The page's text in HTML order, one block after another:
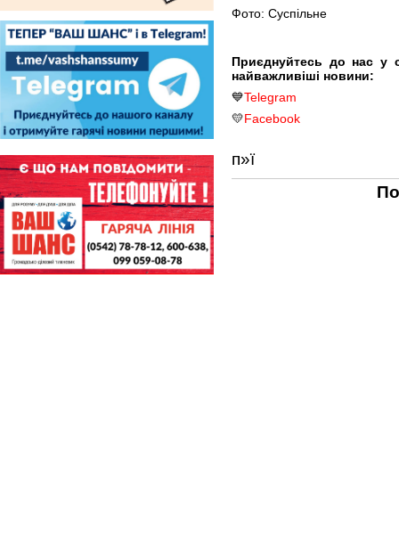
Фото: Суспільне
Приєднуйтесь до нас у
найважливіші новини:
💙Telegram
💛Facebook
п»ї